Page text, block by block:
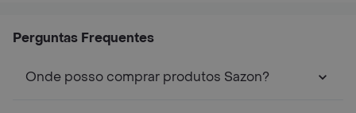
Perguntas Frequentes
Onde posso comprar produtos Sazon?